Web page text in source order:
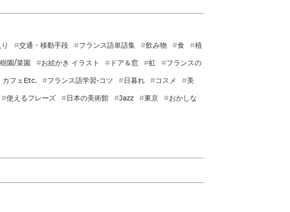
交通・移動手段 フランス語単語集 飲み物 食
植
園/菜園 お絵かき イラスト ドア＆窓 虹
フランスの
カフェetc. フランス語学習-コツ 日暮れ コスメ
美
使えるフレーズ 日本の美術館 Jazz 東京
おかしな